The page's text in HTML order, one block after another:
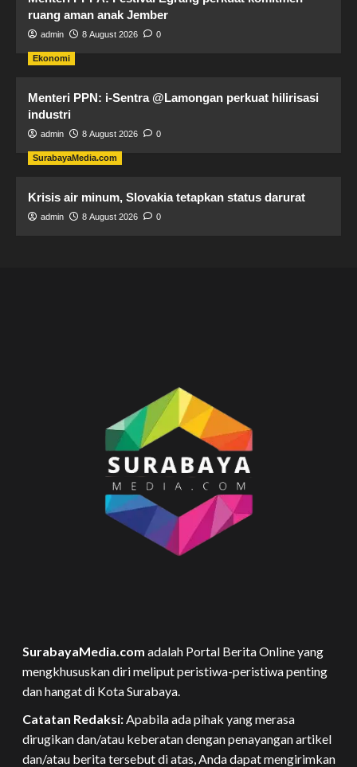
ruang aman anak Jember
admin 8 August 2026 0
Ekonomi
Menteri PPN: i-Sentra @Lamongan perkuat hilirisasi
industri
admin 8 August 2026 0
SurabayaMedia.com
Krisis air minum, Slovakia tetapkan status darurat
admin 8 August 2026 0
SurabayaMedia.com adalah Portal Berita Online yang
mengkhususkan diri meliput peristiwa-peristiwa penting
dan hangat di Kota Surabaya.
Catatan Redaksi:Apabila ada pihak yang merasa
dirugikan dan/atau keberatan dengan penayangan artikel
dan/atau berita tersebut di atas, Anda dapat mengirimkan